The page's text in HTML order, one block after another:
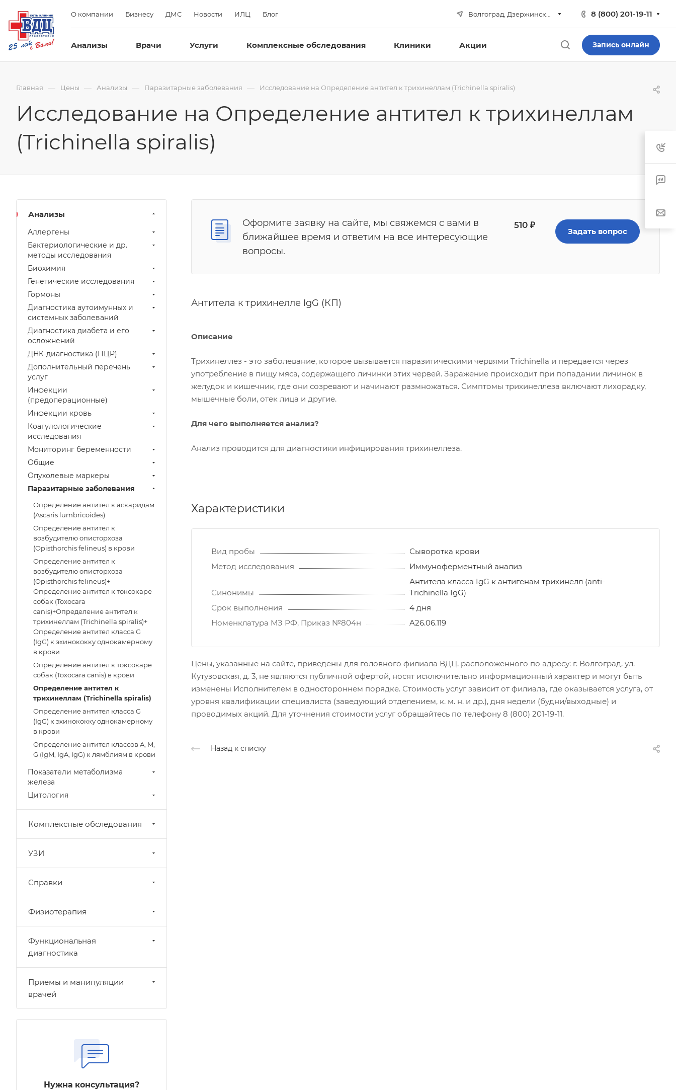
О компании Бизнесу ДМС Новости ИЛЦ Блог 8 (800) 201-19-11
Анализы Врачи Услуги Комплексные обследования Клиники Акции Запись онлайн
Главная — Цены — Анализы — Паразитарные заболевания — Исследование на Определение антител к трихинеллам (Trichinella spiralis)
Исследование на Определение антител к трихинеллам
(Trichinella spiralis)
Оформите заявку на сайте, мы свяжемся с вами в
ближайшее время и ответим на все интересующие
вопросы.
510 ₽
Задать вопрос
Антитела к трихинелле IgG (КП)
Описание
Трихинеллез - это заболевание, которое вызывается паразитическими червями Trichinella и передается через
употребление в пищу мяса, содержащего личинки этих червей. Заражение происходит при попадании личинок в
желудок и кишечник, где они созревают и начинают размножаться. Симптомы трихинеллеза включают лихорадку,
мышечные боли, отек лица и другие.
Для чего выполняется анализ?
Анализ проводится для диагностики инфицирования трихинеллеза.
Характеристики
Вид пробы
Сыворотка крови
Метод исследования
Иммуноферментный анализ
Синонимы
Антитела класса IgG к антигенам трихинелл (anti-
Trichinella IgG)
Срок выполнения
4 дня
Номенклатура МЗ РФ, Приказ №804н
A26.06.119
Цены, указанные на сайте, приведены для головного филиала ВДЦ, расположенного по адресу: г. Волгоград, ул.
Кутузовская, д. 3, не являются публичной офертой, носят исключительно информационный характер и могут быть
изменены Исполнителем в одностороннем порядке. Стоимость услуг зависит от филиала, где оказывается услуга, от
уровня квалификации специалиста (заведующий отделением, к. м. н. и др.), дня недели (будни/выходные) и
проводимых акций. Для уточнения стоимости услуг обращайтесь по телефону 8 (800) 201-19-11.
Назад к списку
Анализы
Аллергены
Бактериологические и др.
методы исследования
Биохимия
Генетические исследования
Гормоны
Диагностика аутоимунных и
системных заболеваний
Диагностика диабета и его
осложнений
ДНК-диагностика (ПЦР)
Дополнительный перечень
услуг
Инфекции
(предоперационные)
Инфекции кровь
Коагулологические
исследования
Мониторинг беременности
Общие
Опухолевые маркеры
Паразитарные заболевания
Определение антител к аскаридам
(Ascaris lumbricoides)
Определение антител к
возбудителю описторхоза
(Opisthorchis felineus) в крови
Определение антител к
возбудителю описторхоза
(Opisthorchis felineus)+
Определение антител к токсокаре
собак (Toxocara
canis)+Определение антител к
трихинеллам (Trichinella spiralis)+
Определение антител класса G
(IgG) к эхинококку однокамерному
в крови
Определение антител к токсокаре
собак (Toxocara canis) в крови
Определение антител к
трихинеллам (Trichinella spiralis)
Определение антител класса G
(IgG) к эхинококку однокамерному
в крови
Определение антител классов A, M,
G (IgM, IgA, IgG) к лямблиям в крови
Показатели метаболизма
железа
Цитология
Комплексные обследования
УЗИ
Справки
Физиотерапия
Функциональная
диагностика
Приемы и манипуляции
врачей
Нужна консультация?